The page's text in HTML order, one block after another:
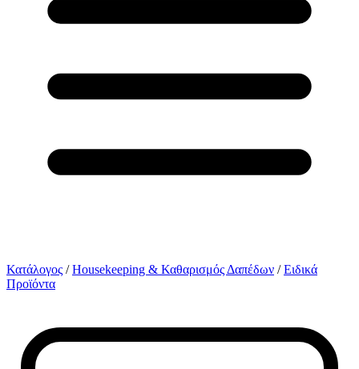
Κατάλογος / Housekeeping & Καθαρισμός Δαπέδων / Ειδικά
Προϊόντα